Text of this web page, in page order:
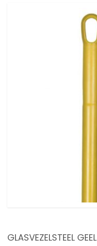
GLASVEZELSTEEL GEEL